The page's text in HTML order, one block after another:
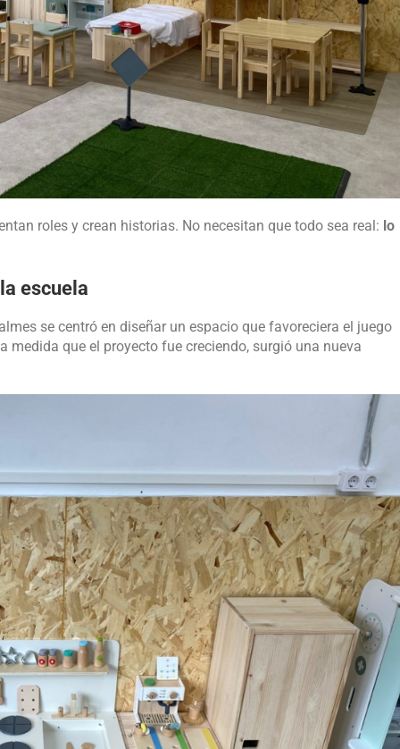
roles y crean historias. No necesitan que todo sea real: lo
escuela
se centró en diseñar un espacio que favoreciera el juego
medida que el proyecto fue creciendo, surgió una nueva